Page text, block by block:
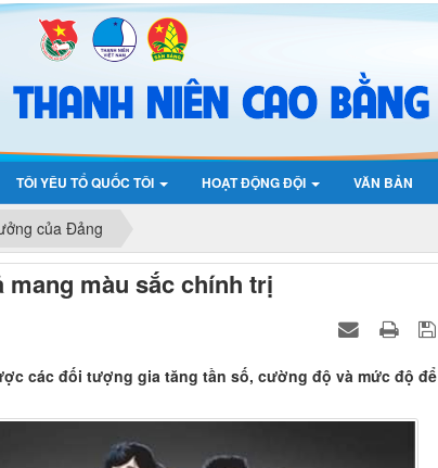
TÔI YÊU TỔ QUỐC TÔI HOẠT ĐỘNG ĐỘI VĂN BẢN
của Đảng
màu sắc chính trị
các đối tượng gia tăng tần số, cường độ và mức độ để